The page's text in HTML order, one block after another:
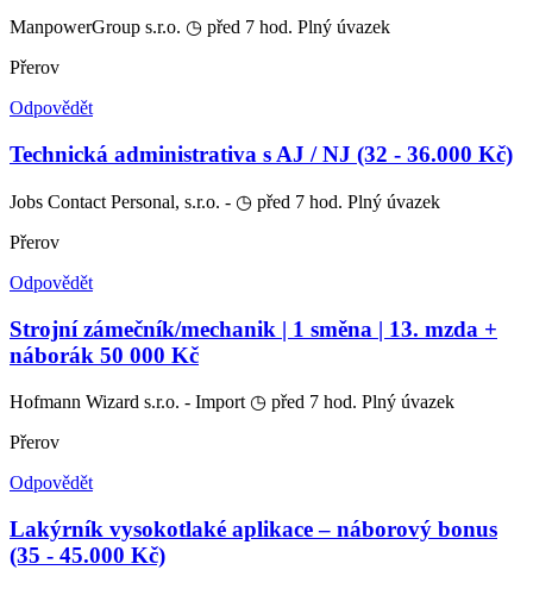
ManpowerGroup s.r.o. ◷ před 7 hod. Plný úvazek
Přerov
Odpovědět
Technická administrativa s AJ / NJ (32 - 36.000 Kč)
Jobs Contact Personal, s.r.o. - ◷ před 7 hod. Plný úvazek
Přerov
Odpovědět
Strojní zámečník/mechanik | 1 směna | 13. mzda +
náborák 50 000 Kč
Hofmann Wizard s.r.o. - Import ◷ před 7 hod. Plný úvazek
Přerov
Odpovědět
Lakýrník vysokotlaké aplikace – náborový bonus
(35 - 45.000 Kč)